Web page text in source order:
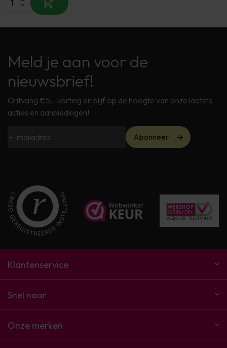
Meld je aan voor de
nieuwsbrief!
Ontvang €5,- korting en blijf op de hoogte van onze laatste
acties en aanbiedingen!
Abonneer
Klantenservice
Snel naar
Onze merken